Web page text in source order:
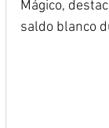
Mágico,
saldo blanco